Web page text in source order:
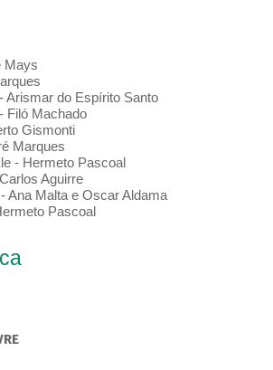
Mays
Arismar do Espírito Santo
Filó Machado
Gismonti
Marques
- Hermeto Pascoal
Aguirre
Ana Malta e Oscar Aldama
Pascoal